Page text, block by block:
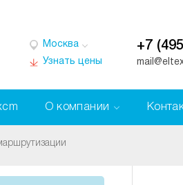
Москва
Узнать цены
+7
О компании